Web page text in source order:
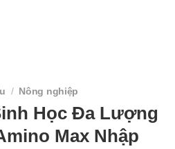
/ Nông nghiệp
Học Đa Lượng
Max Nhập